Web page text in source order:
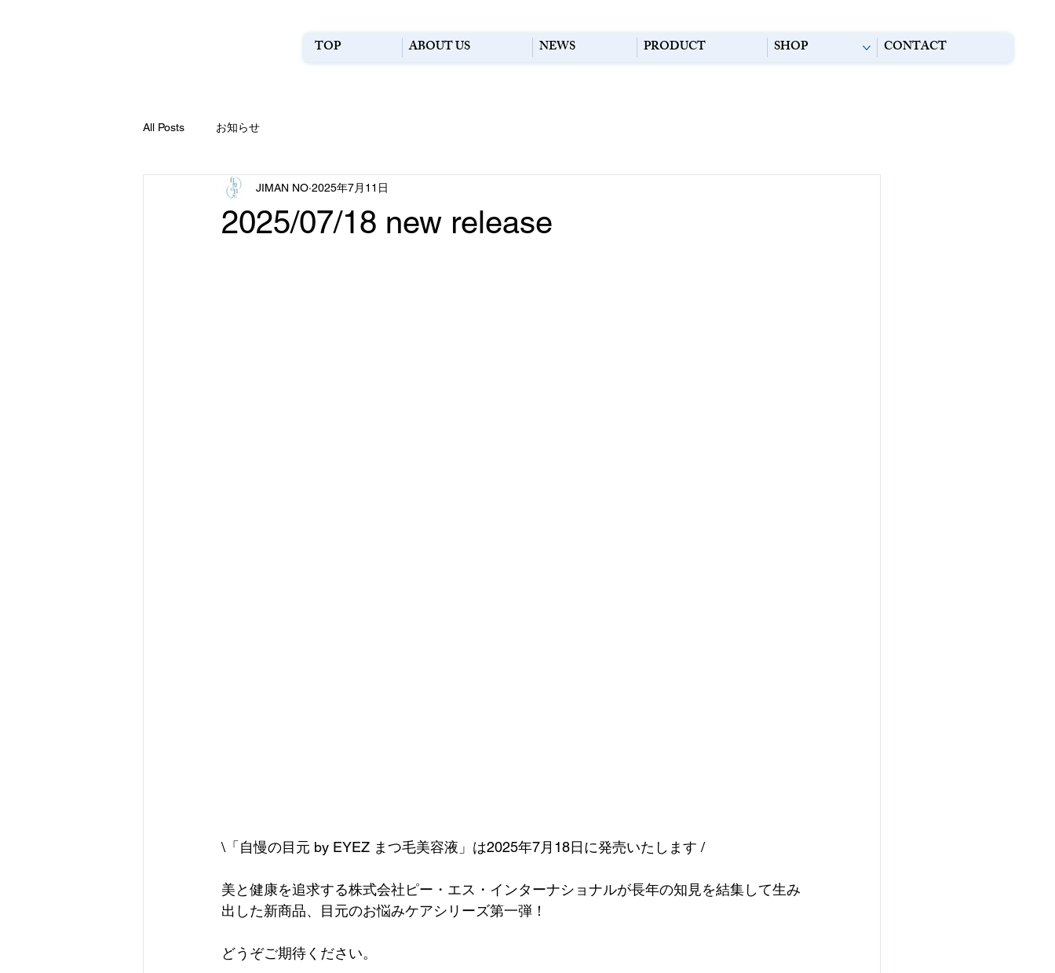
TOP ABOUT US NEWS PRODUCT SHOP CONTACT
All Posts お知らせ
2025/07/18 new release
JIMAN NO 2025年7月11日
\「自慢の目元 by EYEZ まつ毛美容液」は2025年7月18日に発売いたします /
美と健康を追求する株式会社ピー・エス・インターナショナルが長年の知見を結集して生み
出した新商品、目元のお悩みケアシリーズ第一弾！
どうぞご期待ください。